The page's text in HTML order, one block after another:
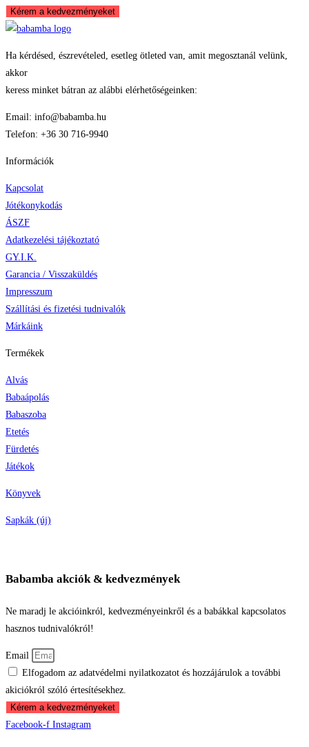
Kérem a kedvezményeket
Ha kérdésed, észrevételed, esetleg ötleted van, amit megosztanál velünk,
akkor
keress minket bátran az alábbi elérhetőségeinken:
Email: info@babamba.hu
Telefon: +36 30 716-9940
Információk
Kapcsolat
Jótékonykodás
ÁSZF
Adatkezelési tájékoztató
GY.I.K.
Garancia / Visszaküldés
Impresszum
Szállítási és fizetési tudnivalók
Márkáink
Termékek
Alvás
Babaápolás
Babaszoba
Etetés
Fürdetés
Játékok
Könyvek
Sapkák (új)
Babamba akciók & kedvezmények
Ne maradj le akcióinkról, kedvezményeinkről és a babákkal kapcsolatos
hasznos tudnivalókról!
Email
Elfogadom az adatvédelmi nyilatkozatot és hozzájárulok a további
akiciókról szóló értesítésekhez.
Kérem a kedvezményeket
Facebook-f Instagram